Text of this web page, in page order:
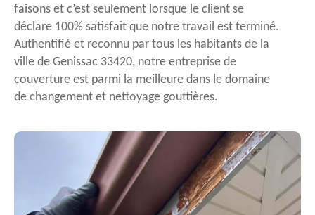
faisons et c’est seulement lorsque le client se
déclare 100% satisfait que notre travail est terminé.
Authentifié et reconnu par tous les habitants de la
ville de Genissac 33420, notre entreprise de
couverture est parmi la meilleure dans le domaine
de changement et nettoyage gouttières.